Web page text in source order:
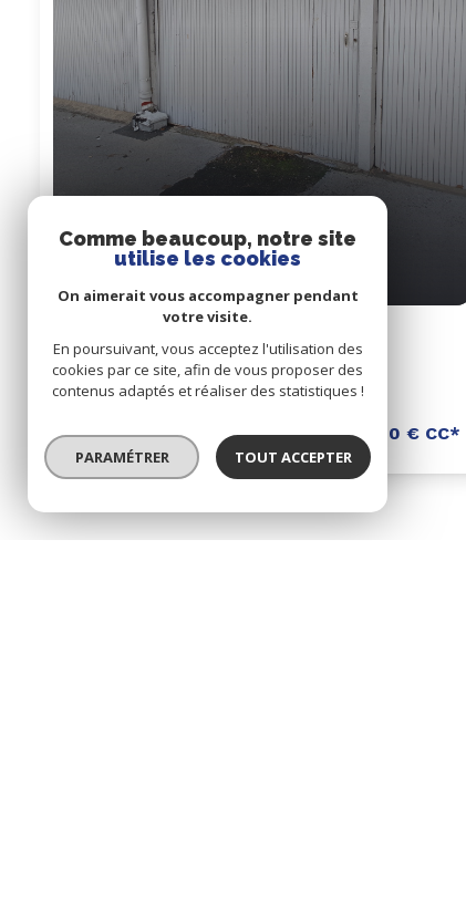
Massy (91300)
110 € CC*
Comme beaucoup, notre site
utilise les cookies
On aimerait vous accompagner pendant
votre visite.
En poursuivant, vous acceptez l'utilisation des
cookies par ce site, afin de vous proposer des
contenus adaptés et réaliser des statistiques !
PARAMÉTRER TOUT ACCEPTER